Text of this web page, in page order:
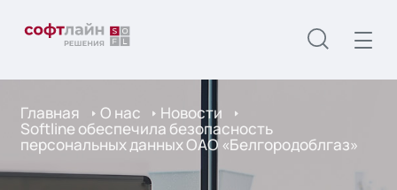
Главная О нас Новости
Softline обеспечила безопасность
персональных данных ОАО «Белгородоблгаз»